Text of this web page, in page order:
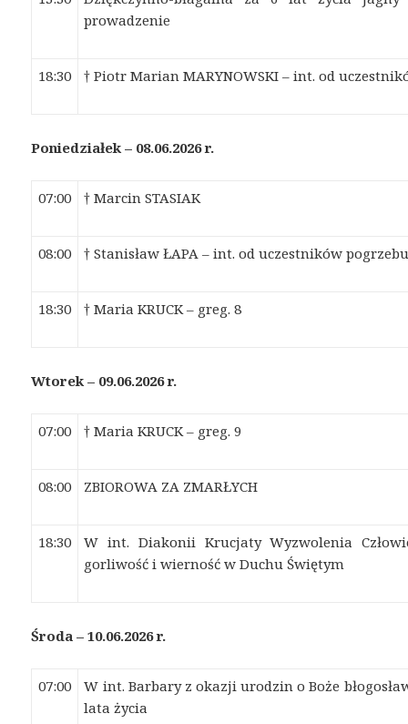
prowadzenie
18:30 † Piotr Marian MARYNOWSKI – int. od
Poniedziałek – 08.06.2026 r.
07:00 † Marcin STASIAK
08:00 † Stanisław ŁAPA – int. od uczestników
18:30 † Maria KRUCK – greg. 8
Wtorek – 09.06.2026 r.
07:00 † Maria KRUCK – greg. 9
08:00 ZBIOROWA ZA ZMARŁYCH
18:30
W int. Diakonii Krucjaty Wyzwolenia
gorliwość i wierność w Duchu Świętym
Środa – 10.06.2026 r.
07:00
W int. Barbary z okazji urodzin o Boże
lata życia